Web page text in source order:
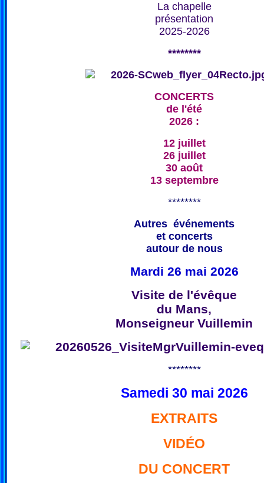
La chapelle
présentation
2025-2026
********
CONCERTS
de l'été
2026 :
12 juillet
26 juillet
30 août
13 septembre
********
Autres événements
et concerts
autour de nous
Mardi 26 mai 2026
Visite de l'évêque
du Mans,
Monseigneur Vuillemin
********
Samedi 30 mai 2026
EXTRAITS
VIDÉO
DU CONCERT